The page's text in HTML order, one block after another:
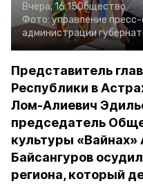
Вчера, 16:15Общество
Фото: управление
администрации
Представитель
Республики в
Лом-Алиевич
председатель
культуры
Байсангуров
региона, который